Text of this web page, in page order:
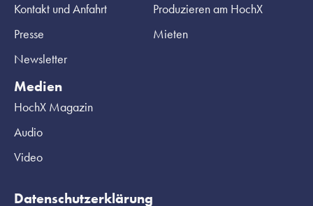
Kontakt und Anfahrt
Presse
Newsletter
Produzieren am HochX
Mieten
Medien
HochX Magazin
Audio
Video
Datenschutzerklärung